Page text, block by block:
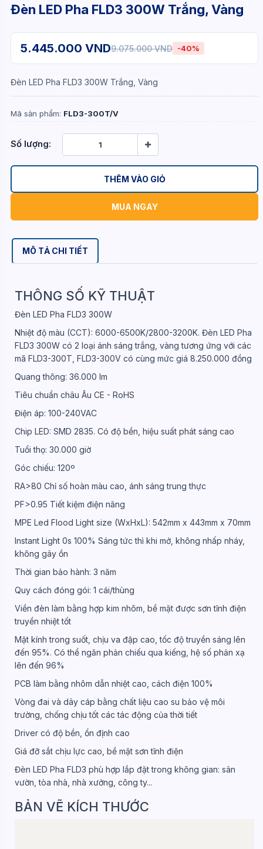
Đèn LED Pha FLD3 300W Trắng, Vàng
5.445.000 VND9.075.000 VND -40%
Đèn LED Pha FLD3 300W Trắng, Vàng
Mã sản phẩm: FLD3-300T/V
Số lượng:
THÊM VÀO GIỎ
MUA NGAY
MÔ TẢ CHI TIẾT
THÔNG SỐ KỸ THUẬT
Đèn LED Pha FLD3 300W
Nhiệt độ màu (CCT): 6000-6500K/2800-3200K. Đèn LED Pha
FLD3 300W có 2 loại ánh sáng trắng, vàng tương ứng với các
mã FLD3-300T, FLD3-300V có cùng mức giá 8.250.000 đồng
Quang thông: 36.000 lm
Tiêu chuẩn châu Âu CE - RoHS
Điện áp: 100-240VAC
Chip LED: SMD 2835. Có độ bền, hiệu suất phát sáng cao
Tuổi thọ: 30.000 giờ
Góc chiếu: 120º
RA>80 Chỉ số hoàn màu cao, ánh sáng trung thực
PF>0.95 Tiết kiệm điện năng
MPE Led Flood Light size (WxHxL): 542mm x 443mm x 70mm
Instant Light 0s 100% Sáng tức thì khi mở, không nhấp nháy,
không gây ồn
Thời gian bảo hành: 3 năm
Quy cách đóng gói: 1 cái/thùng
Viền đèn làm bằng hợp kim nhôm, bề mặt được sơn tĩnh điện
truyền nhiệt tốt
Mặt kính trong suốt, chịu va đập cao, tốc độ truyền sáng lên
đến 95%. Có thể ngăn phản chiếu qua kiếng, hệ số phản xạ
lên đến 96%
PCB làm bằng nhôm dẫn nhiệt cao, cách điện 100%
Vòng đai và dây cáp bằng chất liệu cao su bảo vệ môi
trường, chống chịu tốt các tác động của thời tiết
Driver có độ bền, ổn định cao
Giá đỡ sắt chịu lực cao, bề mặt sơn tĩnh điện
Đèn LED Pha FLD3 phù hợp lắp đặt trong không gian: sân
vườn, tòa nhà, nhà xưởng, công ty...
BẢN VẼ KÍCH THƯỚC